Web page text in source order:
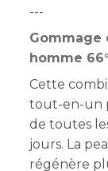
---
Gommage
homme
Cette
tout-en-un
de toutes
jours. La
régénère